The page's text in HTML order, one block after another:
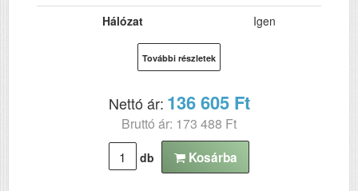
Hálózat
Igen
Kétoldalas, duplex
nyomtatás
ADF (automatikus
lapolvasó)
További részletek
Nettó ár: 136 605 Ft
Bruttó ár: 173 488 Ft
db Kosárba